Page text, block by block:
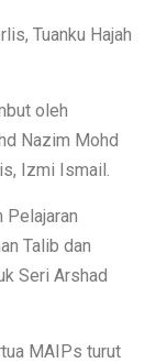
Tuanku Hajah
oleh
Nazim Mohd
Izmi Ismail.
Pelajaran
Talib dan
Seri Arshad
MAIPs turut